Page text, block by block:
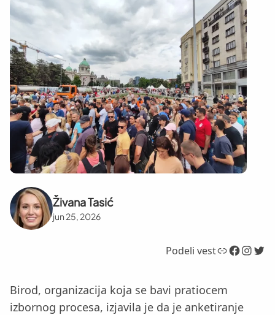
Živana Tasić
jun 25, 2026
Podeli vestLink Facebook InstagramTwitter
Birod, organizacija koja se bavi pratiocem
izbornog procesa, izjavila je da je anketiranje